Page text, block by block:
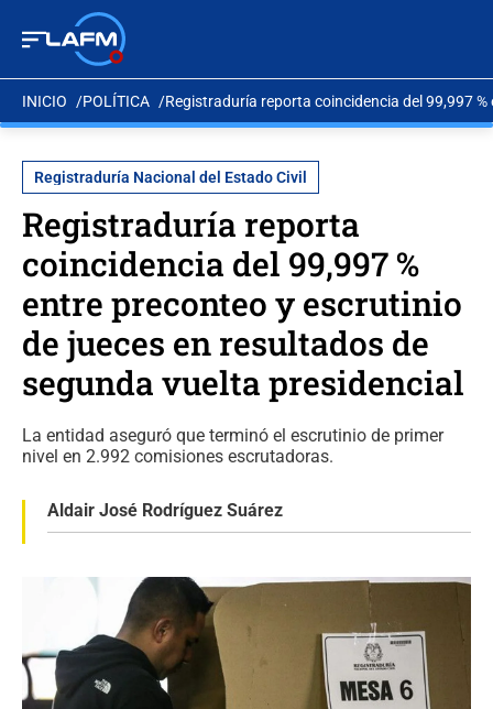
INICIO POLÍTICA Registraduría reporta coincidencia del 99,997
Registraduría Nacional del Estado Civil
Registraduría reporta
coincidencia del 99,997 %
entre preconteo y escrutinio
de jueces en resultados de
segunda vuelta presidencial
La entidad aseguró que terminó el escrutinio de primer
nivel en 2.992 comisiones escrutadoras.
Aldair José Rodríguez Suárez